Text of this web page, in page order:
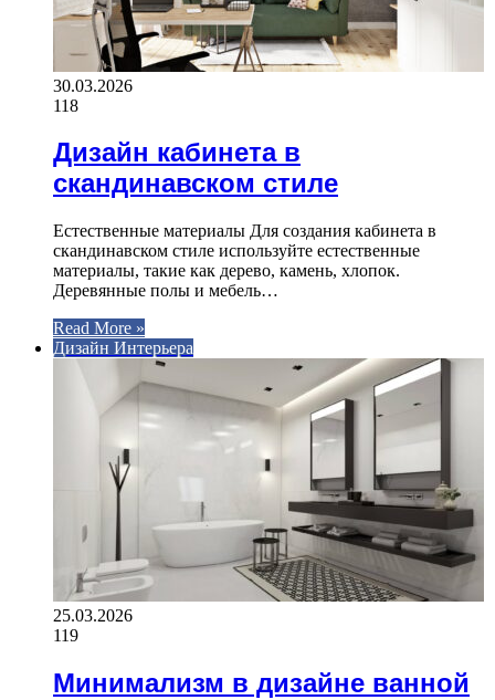
30.03.2026
118
Дизайн кабинета в
скандинавском стиле
Естественные материалы Для создания кабинета в
скандинавском стиле используйте естественные
материалы, такие как дерево, камень, хлопок.
Деревянные полы и мебель…
Read More »
Дизайн Интерьера
25.03.2026
119
Минимализм в дизайне ванной